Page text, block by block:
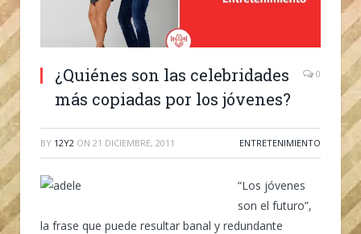
¿Quiénes son las celebridades
más copiadas por los jóvenes?
0
BY 12Y2 ON 21 DICIEMBRE, 2011 ENTRETENIMIENTO
“Los jóvenes
son el futuro”,
la frase que puede resultar banal y redundante